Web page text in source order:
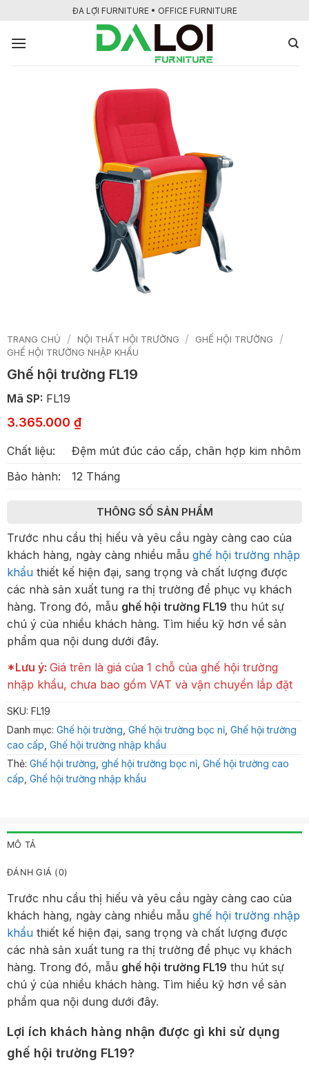
nội
ĐA LỢI FURNITURE • OFFICE FURNITURE
TRANG CHỦ / NỘI THẤT HỘI TRƯỜNG / GHẾ HỘI TRƯỜNG /
GHẾ HỘI TRƯỜNG NHẬP KHẨU
Ghế hội trường FL19
Mã SP: FL19
3.365.000 ₫
Chất liệu:
Đệm mút đúc cáo cấp, chân hợp kim nhôm
Bảo hành:
12 Tháng
THÔNG SỐ SẢN PHẨM
Trước nhu cầu thị hiếu và yêu cầu ngày càng cao của
khách hàng, ngày càng nhiều mẫu ghế hội trường nhập
khẩu thiết kế hiện đại, sang trọng và chất lượng được
các nhà sản xuất tung ra thị trường để phục vụ khách
hàng. Trong đó, mẫu ghế hội trường FL19 thu hút sự
chú ý của nhiều khách hàng. Tìm hiểu kỹ hơn về sản
phẩm qua nội dung dưới đây.
*Lưu ý: Giá trên là giá của 1 chỗ của ghế hội trường
nhập khẩu, chưa bao gồm VAT và vận chuyển lắp đặt
SKU: FL19
Danh mục: Ghế hội trường, Ghế hội trường bọc nỉ, Ghế hội trường
cao cấp, Ghế hội trường nhập khẩu
Thẻ: Ghế hội trường, ghế hội trường bọc nỉ, Ghế hội trường cao
cấp, Ghế hội trường nhập khẩu
MÔ TẢ
ĐÁNH GIÁ (0)
Trước nhu cầu thị hiếu và yêu cầu ngày càng cao của
khách hàng, ngày càng nhiều mẫu ghế hội trường nhập
khẩu thiết kế hiện đại, sang trọng và chất lượng được
các nhà sản xuất tung ra thị trường để phục vụ khách
hàng. Trong đó, mẫu ghế hội trường FL19 thu hút sự
chú ý của nhiều khách hàng. Tìm hiểu kỹ hơn về sản
phẩm qua nội dung dưới đây.
Lợi ích khách hàng nhận được gì khi sử dụng
ghế hội trường FL19?